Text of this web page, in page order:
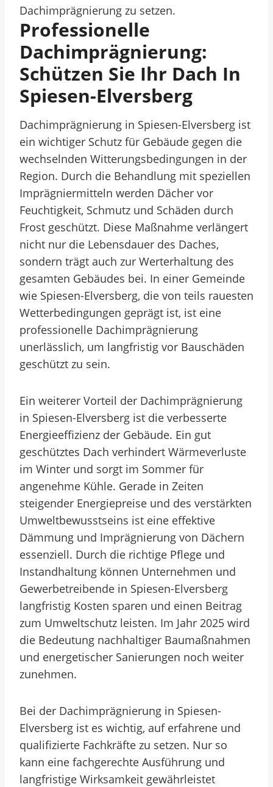
Dachimprägnierung zu setzen.
Professionelle
Dachimprägnierung:
Schützen Sie Ihr Dach In
Spiesen-Elversberg
Dachimprägnierung in Spiesen-Elversberg ist
ein wichtiger Schutz für Gebäude gegen die
wechselnden Witterungsbedingungen in der
Region. Durch die Behandlung mit speziellen
Imprägniermitteln werden Dächer vor
Feuchtigkeit, Schmutz und Schäden durch
Frost geschützt. Diese Maßnahme verlängert
nicht nur die Lebensdauer des Daches,
sondern trägt auch zur Werterhaltung des
gesamten Gebäudes bei. In einer Gemeinde
wie Spiesen-Elversberg, die von teils rauesten
Wetterbedingungen geprägt ist, ist eine
professionelle Dachimprägnierung
unerlässlich, um langfristig vor Bauschäden
geschützt zu sein.
Ein weiterer Vorteil der Dachimprägnierung
in Spiesen-Elversberg ist die verbesserte
Energieeffizienz der Gebäude. Ein gut
geschütztes Dach verhindert Wärmeverluste
im Winter und sorgt im Sommer für
angenehme Kühle. Gerade in Zeiten
steigender Energiepreise und des verstärkten
Umweltbewusstseins ist eine effektive
Dämmung und Imprägnierung von Dächern
essenziell. Durch die richtige Pflege und
Instandhaltung können Unternehmen und
Gewerbetreibende in Spiesen-Elversberg
langfristig Kosten sparen und einen Beitrag
zum Umweltschutz leisten. Im Jahr 2025 wird
die Bedeutung nachhaltiger Baumaßnahmen
und energetischer Sanierungen noch weiter
zunehmen.
Bei der Dachimprägnierung in Spiesen-
Elversberg ist es wichtig, auf erfahrene und
qualifizierte Fachkräfte zu setzen. Nur so
kann eine fachgerechte Ausführung und
langfristige Wirksamkeit gewährleistet